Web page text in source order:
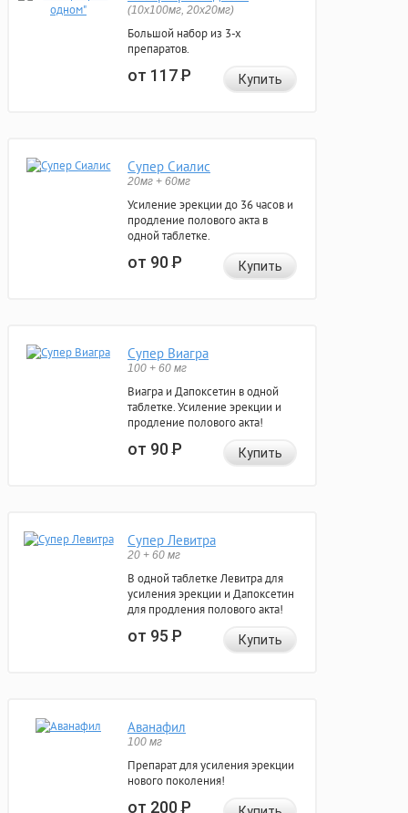
(10x100мг, 20x20мг)
Большой набор из 3-х
препаратов.
от 117Р Купить
Супер Сиалис
20мг + 60мг
Усиление эрекции до 36 часов и
продление полового акта в
одной таблетке.
от 90Р Купить
Супер Виагра
100 + 60 мг
Виагра и Дапоксетин в одной
таблетке. Усиление эрекции и
продление полового акта!
от 90Р Купить
Супер Левитра
20 + 60 мг
В одной таблетке Левитра для
усиления эрекции и Дапоксетин
для продления полового акта!
от 95Р Купить
Аванафил
100 мг
Препарат для усиления эрекции
нового поколения!
от 200Р